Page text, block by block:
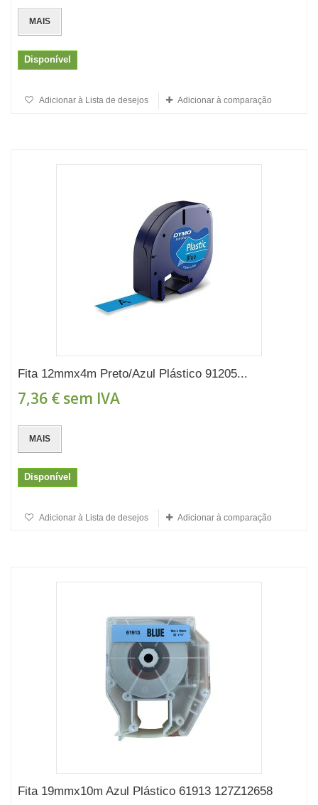
MAIS
Disponível
Adicionar à Lista de desejos Adicionar à comparação
Fita 12mmx4m Preto/Azul Plástico 91205...
7,36 € sem IVA
MAIS
Disponível
Adicionar à Lista de desejos Adicionar à comparação
Fita 19mmx10m Azul Plástico 61913 127Z12658